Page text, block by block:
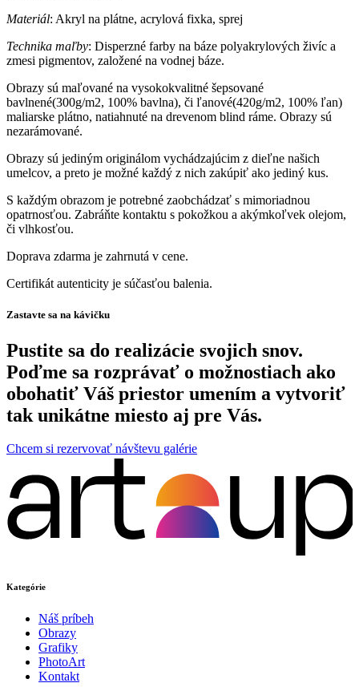
Materiál: Akryl na plátne, acrylová fixka, sprej
Technika maľby: Disperzné farby na báze polyakrylových živíc a
zmesi pigmentov, založené na vodnej báze.
Obrazy sú maľované na vysokokvalitné šepsované
bavlnené(300g/m2, 100% bavlna), či ľanové(420g/m2, 100% ľan)
maliarske plátno, natiahnuté na drevenom blind ráme. Obrazy sú
nezarámované.
Obrazy sú jediným originálom vychádzajúcim z dieľne našich
umelcov, a preto je možné každý z nich zakúpiť ako jediný kus.
S každým obrazom je potrebné zaobchádzať s mimoriadnou
opatrnosťou. Zabráňte kontaktu s pokožkou a akýmkoľvek olejom,
či vlhkosťou.
Doprava zdarma je zahrnutá v cene.
Certifikát autenticity je súčasťou balenia.
Zastavte sa na kávičku
Pustite sa do realizácie svojich snov.
Poďme sa rozprávať o možnostiach ako
obohatiť Váš priestor umením a vytvoriť
tak unikátne miesto aj pre Vás.
Chcem si rezervovať návštevu galérie
Kategórie
Náš príbeh
Obrazy
Grafiky
PhotoArt
Kontakt